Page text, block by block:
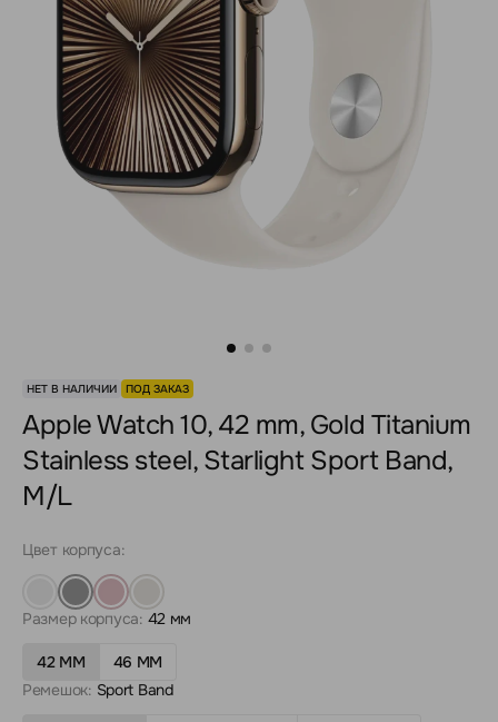
НЕТ В НАЛИЧИИ ПОД ЗАКАЗ
Apple Watch 10, 42 mm, Gold Titanium
Stainless steel, Starlight Sport Band,
M/L
Цвет корпуса:
Размер корпуса: 42 мм
42 ММ
46 ММ
Ремешок: Sport Band